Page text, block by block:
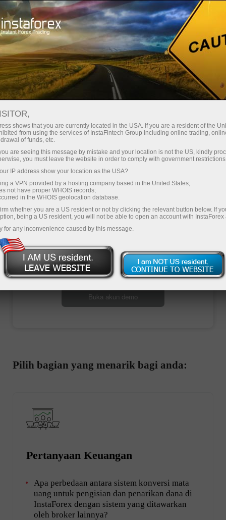
Untuk Pemula
Apakah Anda memiliki
pertanyaan?
Kami memiliki jawabannya. Kami membuat
bagian ini dengan pertanyaan yang paling
sering diajukan tentang program afiliasi,
ketentuan trading, sistem PAMM, registrasi,
verifikasi, dan masalah lainnya.
Buka akun trading
Buka akun demo
Pilih bagian yang menarik bagi anda:
Pertanyaan Keuangan
Apa perbedaan antara sistem konversi mata
uang untuk pengisian dan penarikan dana di
InstaForex dengan sistem yang ditawarkan
oleh broker lainnya?
shows that you are currently located in the USA. If you are a resident of the
from using the services of InstaFintech Group including online trading,
of funds, etc.
are seeing this message by mistake and your location is not the US, kindly
you must leave the website in order to comply with government
IP address show your location as the USA?
a VPN provided by a hosting company based in the United States;
not have proper WHOIS records;
in the WHOIS geolocation database.
whether you are a US resident or not by clicking the relevant button below. If
being a US resident, you will not be able to open an account with InstaForex
for any inconvenience caused by this message.